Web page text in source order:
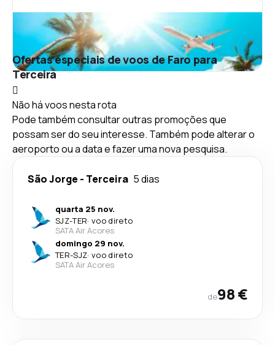
Ofertas especiais de voos de Faro para
Terceira
Não há voos nesta rota
Pode também consultar outras promoções que
possam ser do seu interesse. Também pode alterar o
aeroporto ou a data e fazer uma nova pesquisa.
São Jorge - Terceira 5 dias
quarta 25 nov.
SJZ-TER· voo direto
SATA Air Acores
domingo 29 nov.
TER-SJZ· voo direto
SATA Air Acores
de98 €